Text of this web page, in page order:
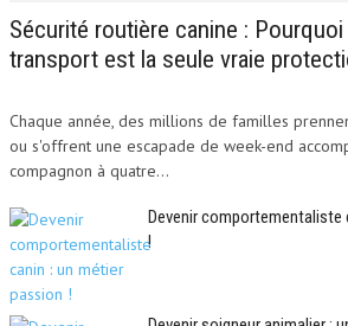
Sécurité routière canine : Pourquoi
transport est la seule vraie
Chaque année, des millions de familles
ou s'offrent une escapade de week-end
compagnon à quatre...
Devenir comportementaliste
!